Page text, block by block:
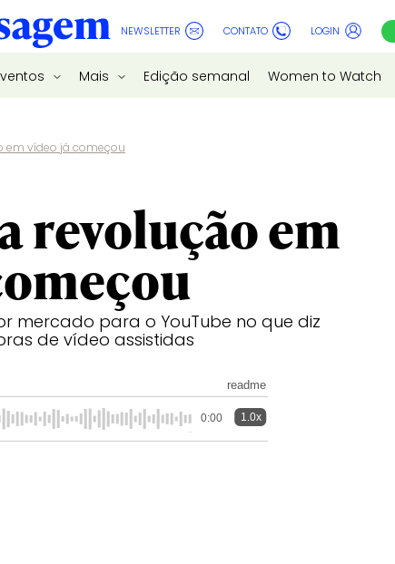
NEWSLETTER CONTATO LOGIN
Mais Edição semanal Women to Watch
em vídeo já começou
revolução em
mercado para o YouTube no que diz
de vídeo assistidas
readme
0:00 1.0x